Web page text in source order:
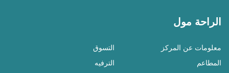
الراحة مول
معلومات عن المركز
التسوق
المطاعم
الترفيه